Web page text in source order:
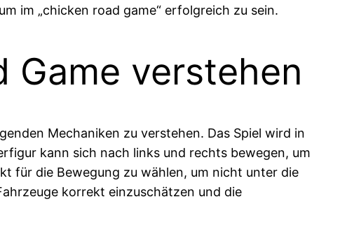
im „chicken road game“ erfolgreich zu sein.
Game verstehen
Mechaniken zu verstehen. Das Spiel wird in
kann sich nach links und rechts bewegen, um
für die Bewegung zu wählen, um nicht unter die
korrekt einzuschätzen und die